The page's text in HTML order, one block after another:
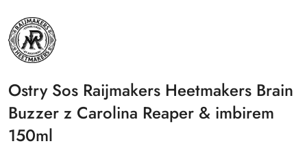
NAZWA
PRODUCENTA:
RAIJMAKERS
HEETMAKERS
Ostry Sos Raijmakers Heetmakers Brain
Buzzer z Carolina Reaper & imbirem
150ml